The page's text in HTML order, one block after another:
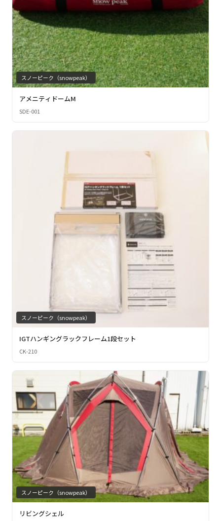
スノーピーク（snowpeak）
アメニティドームM
SDE-001
スノーピーク（snowpeak）
IGTハンギングラックフレーム1段セット
CK-210
スノーピーク（snowpeak）
リビングシェル